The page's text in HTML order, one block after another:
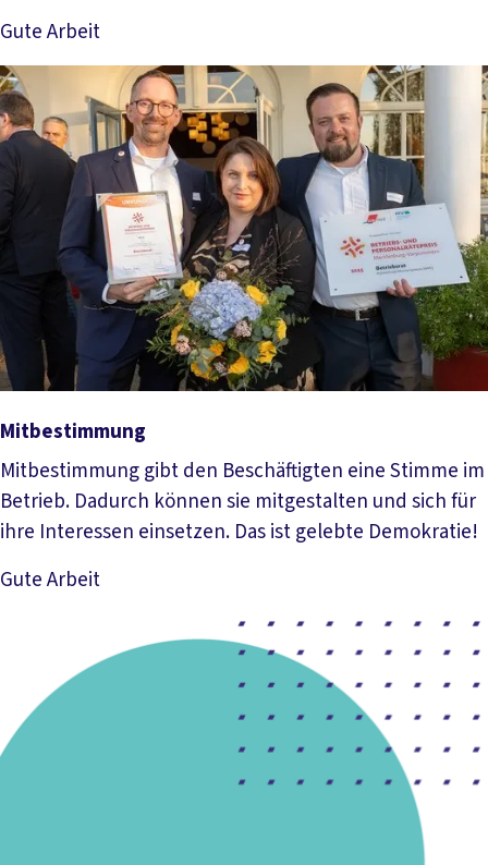
Gute Arbeit
Mehr lesen
Mitbestimmung
Mitbestimmung gibt den Beschäftigten eine Stimme im
Betrieb. Dadurch können sie mitgestalten und sich für
ihre Interessen einsetzen. Das ist gelebte Demokratie!
Gute Arbeit